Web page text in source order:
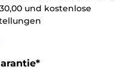
und kostenlose